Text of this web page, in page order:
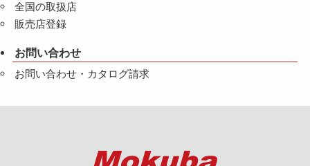
全国の取扱店
販売店登録
お問い合わせ
お問い合わせ・カタログ請求